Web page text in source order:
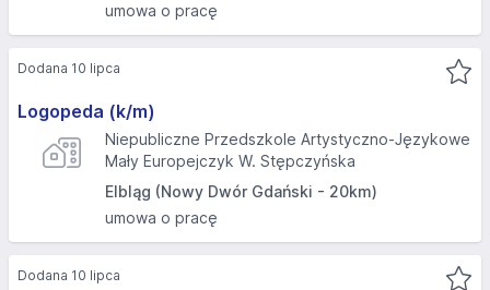
umowa o pracę
Logopeda (k/m)
Niepubliczne Przedszkole Artystyczno-Językowe
Mały Europejczyk W. Stępczyńska
Elbląg (Nowy Dwór Gdański - 20km)
umowa o pracę
Dodana 10 lipca
Dodana 10 lipca